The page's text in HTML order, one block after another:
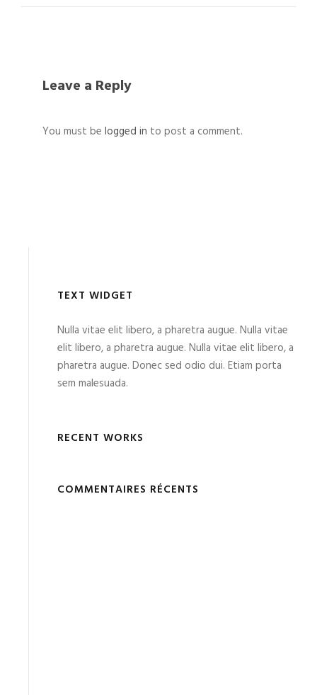
Leave a Reply
You must be logged in to post a comment.
TEXT WIDGET
Nulla vitae elit libero, a pharetra augue. Nulla vitae
elit libero, a pharetra augue. Nulla vitae elit libero, a
pharetra augue. Donec sed odio dui. Etiam porta
sem malesuada.
RECENT WORKS
COMMENTAIRES RÉCENTS